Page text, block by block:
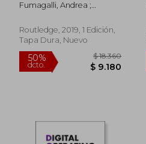
dcto.
Hypothesis (en
Fumagalli, Andrea ;
Stefano
Routledge, 2019, 1 Edición,
Tapa Dura, Nuevo